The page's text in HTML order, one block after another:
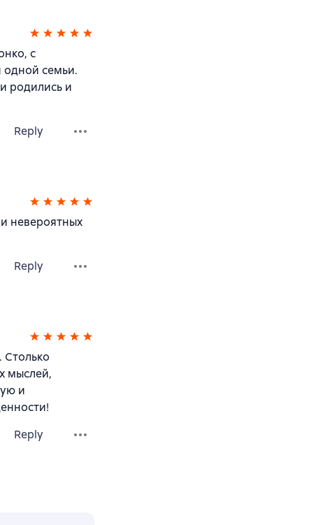
с
одной семьи.
родились и
Reply
невероятных
Reply
Столько
мыслей,
и
Reply